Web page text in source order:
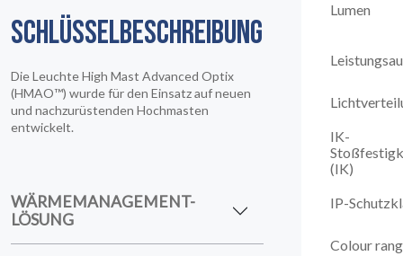
SCHLÜSSELBESCHREIBUNG
Die Leuchte High Mast Advanced Optix
(HMAO™) wurde für den Einsatz auf neuen
und nachzurüstenden Hochmasten
entwickelt.
WÄRMEMANAGEMENT-
LÖSUNG
Lumen
IK-
(IK)
IP-
Colour